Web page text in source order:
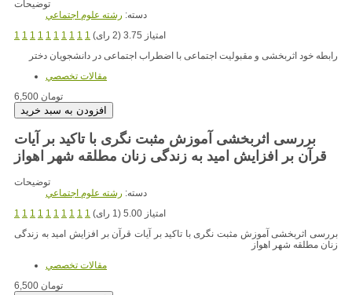
توضیحات
دسته: رشته علوم اجتماعي
1 1 1 1 1 1 1 1 1 1
امتیاز 3.75 (2 رای)
رابطه خود اثربخشی و مقبولیت اجتماعی با اضطراب اجتماعی در دانشجویان دختر
مقالات تخصصي
6,500 تومان
بررسی اثربخشی آموزش مثبت نگری با تاکید بر آیات
قرآن بر افزایش امید به زندگی زنان مطلقه شهر اهواز
توضیحات
دسته: رشته علوم اجتماعي
1 1 1 1 1 1 1 1 1 1
امتیاز 5.00 (1 رای)
بررسی اثربخشی آموزش مثبت نگری با تاکید بر آیات قرآن بر افزایش امید به زندگی
زنان مطلقه شهر اهواز
مقالات تخصصي
6,500 تومان